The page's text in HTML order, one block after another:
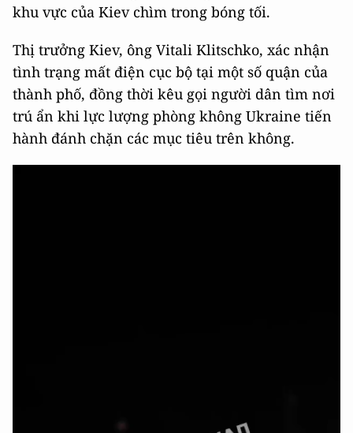
khu vực của Kiev chìm trong bóng tối.
Thị trưởng Kiev, ông Vitali Klitschko, xác nhận
tình trạng mất điện cục bộ tại một số quận của
thành phố, đồng thời kêu gọi người dân tìm nơi
trú ẩn khi lực lượng phòng không Ukraine tiến
hành đánh chặn các mục tiêu trên không.